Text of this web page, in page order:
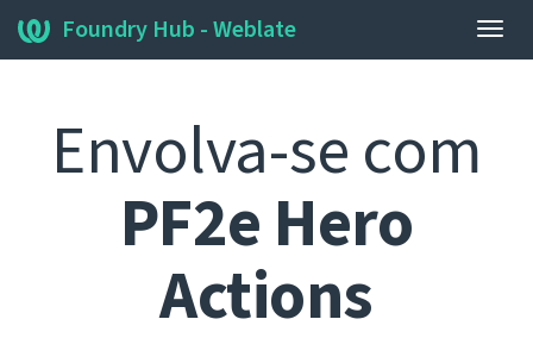
Foundry Hub - Weblate
Envolva-se com
PF2e Hero
Actions